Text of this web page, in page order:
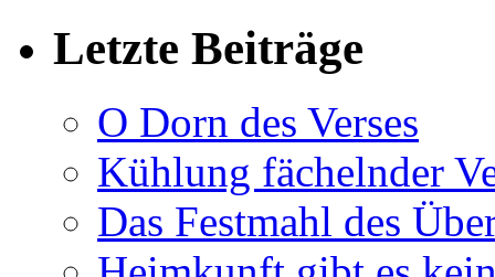
Letzte Beiträge
O Dorn des Verses
Kühlung fächelnder
Das Festmahl des